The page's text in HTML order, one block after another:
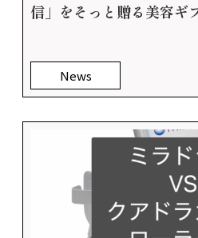
News
信」をそっと贈る美容